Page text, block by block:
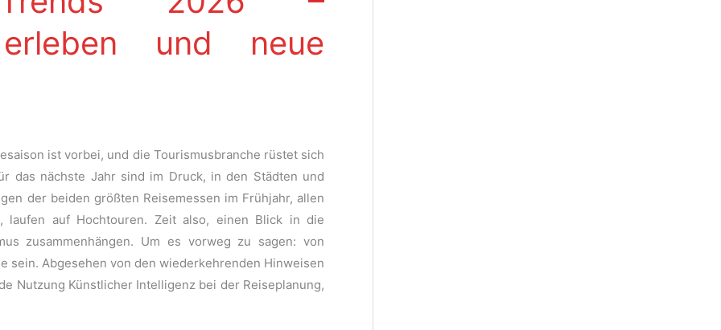
und neue
ist vorbei, und die Tourismusbranche rüstet sich
das nächste Jahr sind im Druck, in den Städten und
der beiden größten Reisemessen im Frühjahr, allen
auf Hochtouren. Zeit also, einen Blick in die
zusammenhängen. Um es vorweg zu sagen: von
sein. Abgesehen von den wiederkehrenden Hinweisen
Nutzung Künstlicher Intelligenz bei der Reiseplanung,